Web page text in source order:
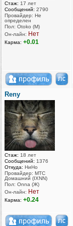
Стаж: 17 лет
Сообщений: 2790
Провайдер: Не
определен
Пол: Otoko (M)
Он-лайн: Нет
Карма: +0.01
Reny
Стаж: 18 лет
Сообщений: 1376
Откуда: НиНо
Провайдер: МТС
Домашний (IXNN)
Пол: Onna (Ж)
Он-лайн: Нет
Карма: +0.24